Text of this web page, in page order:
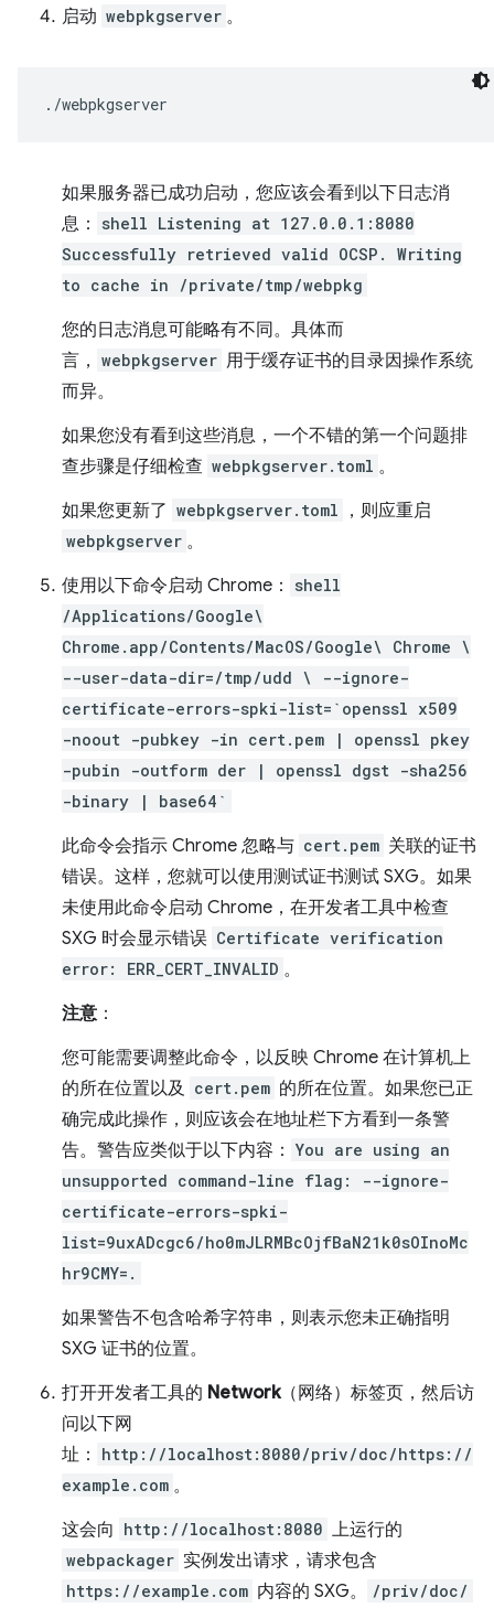
启动 webpkgserver 。
如果服务器已成功启动，您应该会看到以下日志消
息：
shell Listening at 127.0.0.1:8080
Successfully retrieved valid OCSP. Writing
to cache in /private/tmp/webpkg
您的日志消息可能略有不同。具体而
言， webpkgserver 用于缓存证书的目录因操作系统
而异。
如果您没有看到这些消息，一个不错的第一个问题排
查步骤是仔细检查 webpkgserver.toml 。
如果您更新了 webpkgserver.toml ，则应重启
webpkgserver 。
使用以下命令启动 Chrome：
shell
/Applications/Google\
Chrome.app/Contents/MacOS/Google\ Chrome \
--user-data-dir=/tmp/udd \ --ignore-
certificate-errors-spki-list=`openssl x509
-noout -pubkey -in cert.pem | openssl pkey
-pubin -outform der | openssl dgst -sha256
-binary | base64`
此命令会指示 Chrome 忽略与 cert.pem 关联的证书
错误。这样，您就可以使用测试证书测试 SXG。如果
未使用此命令启动 Chrome，在开发者工具中检查
SXG 时会显示错误 Certificate verification
error: ERR_CERT_INVALID 。
注意：
您可能需要调整此命令，以反映 Chrome 在计算机上
的所在位置以及 cert.pem 的所在位置。如果您已正
确完成此操作，则应该会在地址栏下方看到一条警
告。警告应类似于以下内容： You are using an
unsupported command-line flag: --ignore-
certificate-errors-spki-
list=9uxADcgc6/ho0mJLRMBcOjfBaN21k0sOInoMc
hr9CMY=.
如果警告不包含哈希字符串，则表示您未正确指明
SXG 证书的位置。
打开开发者工具的 Network（网络）标签页，然后访
问以下网
址：
http://localhost:8080/priv/doc/https://
example.com 。
这会向 http://localhost:8080 上运行的
webpackager 实例发出请求，请求包含
https://example.com 内容的 SXG。 /priv/doc/